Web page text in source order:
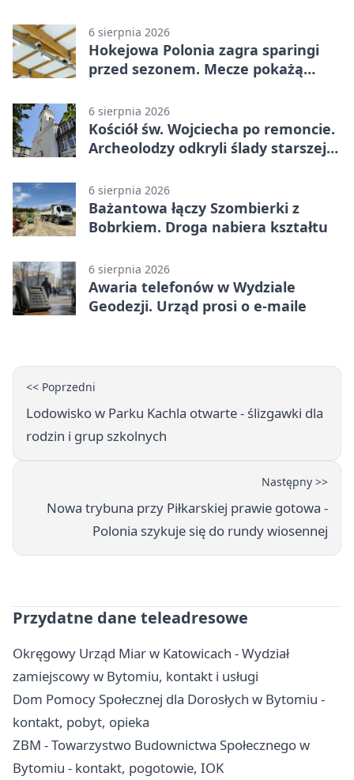
6 sierpnia 2026
Hokejowa Polonia zagra sparingi
przed sezonem. Mecze pokażą
6 sierpnia 2026
Kościół św. Wojciecha po remoncie.
Archeolodzy odkryli ślady starszej
6 sierpnia 2026
Bażantowa łączy Szombierki z
Bobrkiem. Droga nabiera kształtu
6 sierpnia 2026
Awaria telefonów w Wydziale
Geodezji. Urząd prosi o e-maile
<< Poprzedni
Lodowisko w Parku Kachla otwarte - ślizgawki dla
rodzin i grup szkolnych
Następny >>
Nowa trybuna przy Piłkarskiej prawie gotowa -
Polonia szykuje się do rundy wiosennej
Przydatne dane teleadresowe
Okręgowy Urząd Miar w Katowicach - Wydział
zamiejscowy w Bytomiu, kontakt i usługi
Dom Pomocy Społecznej dla Dorosłych w Bytomiu -
kontakt, pobyt, opieka
ZBM - Towarzystwo Budownictwa Społecznego w
Bytomiu - kontakt, pogotowie, IOK